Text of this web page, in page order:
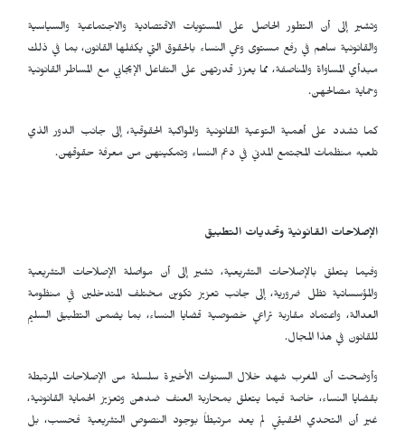
وتشير إلى أن التطور الحاصل على المستويات الاقتصادية والاجتماعية والسياسية
والقانونية ساهم في رفع مستوى وعي النساء بالحقوق التي يكفلها القانون، بما في ذلك
مبدأي المساواة والمناصفة، مما يعزز قدرتهن على التفاعل الإيجابي مع المساطر القانونية
وحماية مصالحهن.
كما تشدد على أهمية التوعية القانونية والمواكبة الحقوقية، إلى جانب الدور الذي
تلعبه منظمات المجتمع المدني في دعم النساء وتمكينهن من معرفة حقوقهن.
الإصلاحات القانونية وتحديات التطبيق
وفيما يتعلق بالإصلاحات التشريعية، تشير إلى أن مواصلة الإصلاحات التشريعية
والمؤسساتية تظل ضرورية، إلى جانب تعزيز تكوين مختلف المتدخلين في منظومة
العدالة، واعتماد مقاربة تراعي خصوصية قضايا النساء، بما يضمن التطبيق السليم
للقانون في هذا المجال.
وأوضحت أن المغرب شهد خلال السنوات الأخيرة سلسلة من الإصلاحات المرتبطة
بقضايا النساء، خاصة فيما يتعلق بمحاربة العنف ضدهن وتعزيز الحماية القانونية،
غير أن التحدي الحقيقي لم يعد مرتبطاً بوجود النصوص التشريعية فحسب، بل